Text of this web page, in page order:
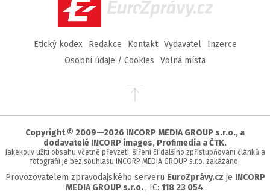
EuroZprávy.cz
Etický kodex Redakce Kontakt Vydavatel
Inzerce
Osobní údaje / Cookies
Volná místa
Přejít
stránky
Copyright © 2009—2026 INCORP MEDIA GROUP s.r.o., a
dodavatelé INCORP images, Profimedia a ČTK.
Jakékoliv užití obsahu včetně převzetí, šíření či dalšího zpřístupňování článků a
fotografií je bez souhlasu INCORP MEDIA GROUP s.r.o. zakázáno.
Provozovatelem zpravodajského serveru EuroZprávy.cz je INCORP
MEDIA GROUP s.r.o. , IC: 118 23 054.